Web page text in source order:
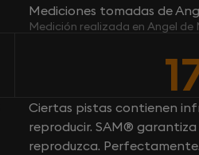
Mediciones tomadas de
Medición realizada en Angel de
Ciertas pistas contienen
reproducir. SAM®
reproduzca. Perfectamente.